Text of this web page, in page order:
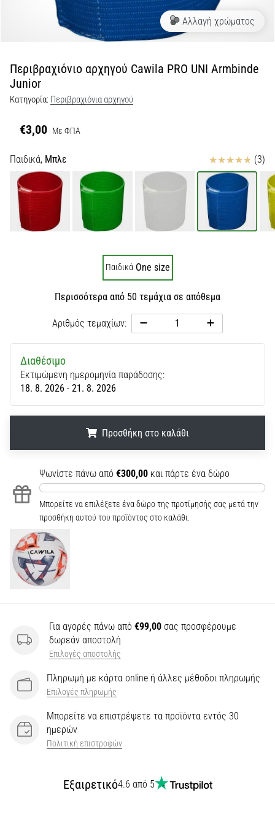
άρθρων
Αλλαγή χρώματος
Περιβραχιόνιο αρχηγού Cawila PRO UNI Armbinde
Junior
Κατηγορία: Περιβραχιόνια αρχηγού
€3,00 Με ΦΠΑ
Παιδικά, Μπλε Κριτικές (3)
Παιδικά One size
Περισσότερα από 50 τεμάχια σε απόθεμα
Αριθμός τεμαχίων:
Διαθέσιμο
Εκτιμώμενη ημερομηνία παράδοσης:
18. 8. 2026 - 21. 8. 2026
Προσθήκη στο καλάθι
Ψωνίστε πάνω από €300,00 και πάρτε ένα δώρο
Μπορείτε να επιλέξετε ένα δώρο της προτίμησής σας μετά την
προσθήκη αυτού του προϊόντος στο καλάθι.
Για αγορές πάνω από €99,00 σας προσφέρουμε
δωρεάν αποστολή
Επιλογές αποστολής
Πληρωμή με κάρτα online ή άλλες μέθοδοι πληρωμής
Επιλογές πληρωμής
Μπορείτε να επιστρέψετε τα προϊόντα εντός 30
ημερών
Πολιτική επιστροφών
Εξαιρετικό4.6 από 5